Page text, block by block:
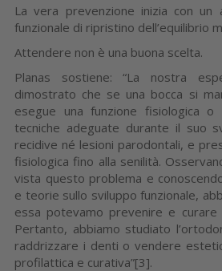
La vera prevenzione inizia con un
funzionale di ripristino dell’equilibrio
Attendere non è una buona scelta.
Planas sostiene: “La nostra
dimostrato che se una bocca si
esegue una funzione fisiologica o
tecniche adeguate durante il suo
recidive né lesioni parodontali, e
fisiologica fino alla senilità.
vista questo problema e
e teorie sullo sviluppo funzionale,
essa potevamo prevenire e curare
Pertanto, abbiamo studiato
raddrizzare i denti o vendere
profilattica e curativa”[3].